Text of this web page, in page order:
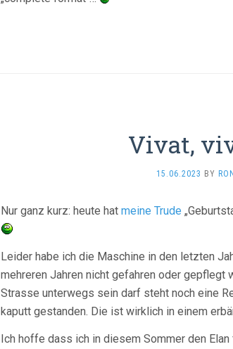
Vivat,
15.06.2023 BY
Nur ganz kurz: heute hat meine Trude
Leider habe ich die Maschine in den letzten
mehreren Jahren nicht gefahren oder gepflegt
Strasse unterwegs sein darf steht noch eine
kaputt gestanden. Die ist wirklich in einem
Ich hoffe dass ich in diesem Sommer den